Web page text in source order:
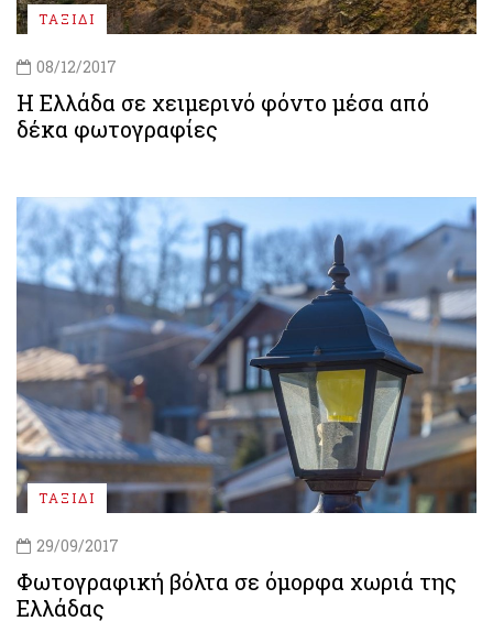
ΤΑΞΙΔΙ
08/12/2017
Η Ελλάδα σε χειμερινό φόντο μέσα από
δέκα φωτογραφίες
ΤΑΞΙΔΙ
29/09/2017
Φωτογραφική βόλτα σε όμορφα χωριά της
Ελλάδας